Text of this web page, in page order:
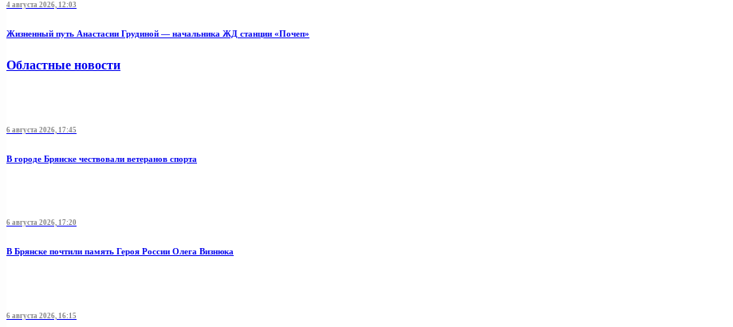
4 августа 2026, 12:03
Жизненный путь Анастасии Грудиной — начальника ЖД станции «Почеп»
Областные новости
6 августа 2026, 17:45
В городе Брянске чествовали ветеранов спорта
6 августа 2026, 17:20
В Брянске почтили память Героя России Олега Визнюка
6 августа 2026, 16:15